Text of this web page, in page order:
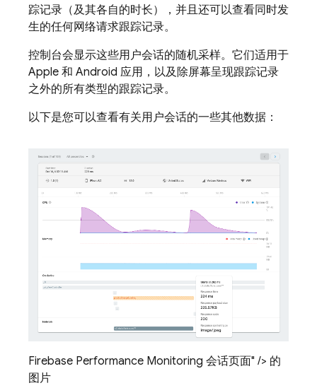
踪记录（及其各自的时长），并且还可以查看同时发
生的任何网络请求跟踪记录。
控制台会显示这些用户会话的随机采样。它们适用于
Apple 和 Android 应用，以及除屏幕呈现跟踪记录
之外的所有类型的跟踪记录。
以下是您可以查看有关用户会话的一些其他数据：
Firebase Performance Monitoring 会话页面" /> 的
图片